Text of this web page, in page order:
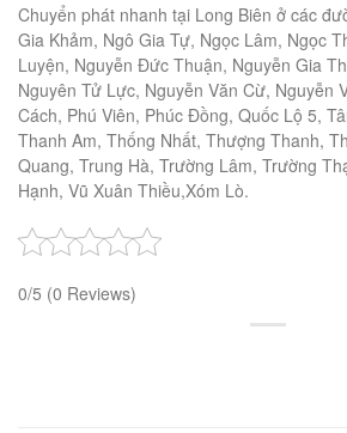
Chuyển phát nhanh tại Long Biên ở các
Gia Khảm, Ngô Gia Tự, Ngọc Lâm, Ngọc
Luyện, Nguyễn Đức Thuận, Nguyễn Gia
Nguyên Tử Lực, Nguyễn Văn Cừ, Nguyễn
Cách, Phú Viên, Phúc Đồng, Quốc Lộ 5,
Thanh Am, Thống Nhất, Thượng Thanh,
Quang, Trung Hà, Trường Lâm, Trường
Hạnh, Vũ Xuân Thiều,Xóm Lò.
0/5 (0 Reviews)